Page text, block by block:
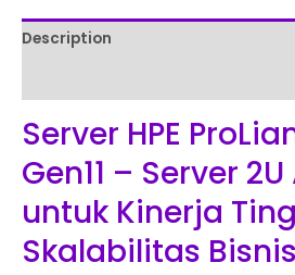
Description
Server HPE
Gen11 – Server
untuk Kinerja
Skalabilitas Bisnis